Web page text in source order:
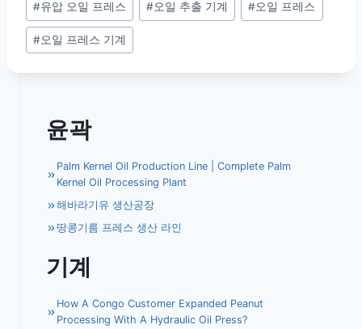
Tags:
#유압 오일 프레스 #오일 추출 기계 #오일 프레스
#오일 프레스 기계
윤곽
Palm Kernel Oil Production Line | Complete Palm
Kernel Oil Processing Plant
해바라기유 생산공장
땅콩기름 프레스 생산 라인
기계
How A Congo Customer Expanded Peanut
Processing With A Hydraulic Oil Press?